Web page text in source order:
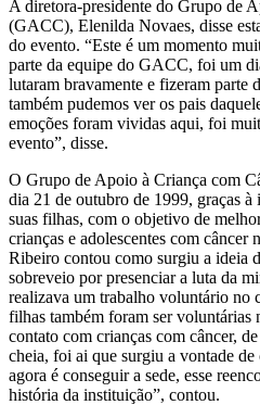
A diretora-presidente do Grupo de
(GACC), Elenilda Novaes, disse
do evento. “Este é um momento
parte da equipe do GACC, foi um
lutaram bravamente e fizeram parte
também pudemos ver os pais
emoções foram vividas aqui, foi
evento”, disse.
O Grupo de Apoio à Criança com
dia 21 de outubro de 1999, graças
suas filhas, com o objetivo de
crianças e adolescentes com câncer
Ribeiro contou como surgiu a ideia
sobreveio por presenciar a luta da
realizava um trabalho voluntário no
filhas também foram ser voluntárias
contato com crianças com câncer,
cheia, foi ai que surgiu a vontade
agora é conseguir a sede, esse
história da instituição”, contou.